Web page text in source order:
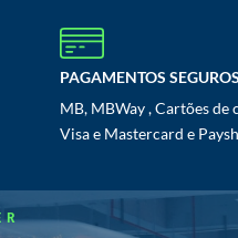
PAGAMENTOS SEGUROS
MB, MBWay , Cartões de
Visa e Mastercard e